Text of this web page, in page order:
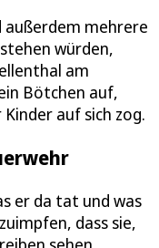
außerdem mehrere
würden,
am
Bötchen auf,
auf sich zog.
er da tat und was
dass sie,